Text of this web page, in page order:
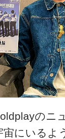
のニ
宙にいるよ